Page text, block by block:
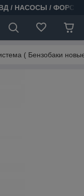
/ НАСОСЫ /
( Бензобаки